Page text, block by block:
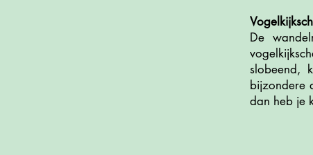
De
slobeend,
bijzondere
dan heb je